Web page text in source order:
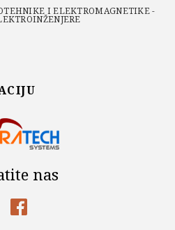
I ELEKTROMAGNETIKE -
nas